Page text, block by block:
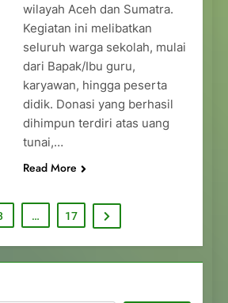
wilayah Aceh dan Sumatra.
Kegiatan ini melibatkan
seluruh warga sekolah, mulai
dari Bapak/Ibu guru,
karyawan, hingga peserta
didik. Donasi yang berhasil
dihimpun terdiri atas uang
tunai,…
Read More
… 17